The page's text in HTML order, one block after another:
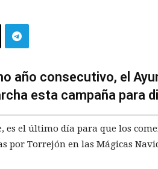
año consecutivo, el
esta campaña para
es el último día para que los
por Torrejón en las Mágicas